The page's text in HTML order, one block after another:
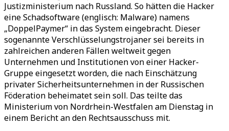
Justizministerium nach Russland. So hätten die Hacker
eine Schadsoftware (englisch: Malware) namens
„DoppelPaymer“ in das System eingebracht. Dieser
sogenannte Verschlüsselungstrojaner sei bereits in
zahlreichen anderen Fällen weltweit gegen
Unternehmen und Institutionen von einer Hacker-
Gruppe eingesetzt worden, die nach Einschätzung
privater Sicherheitsunternehmen in der Russischen
Föderation beheimatet sein soll. Das teilte das
Ministerium von Nordrhein-Westfalen am Dienstag in
einem Bericht an den Rechtsausschuss mit.